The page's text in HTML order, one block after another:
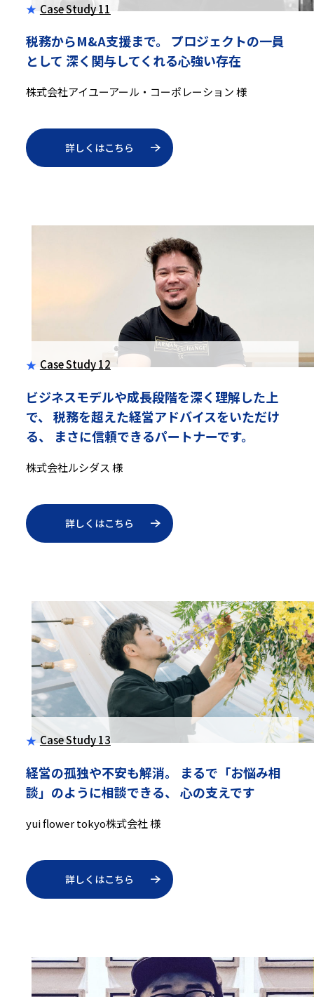
Case Study 11
税務からM&A支援まで。
プロジェクトの一員
として 深く関与してくれる心強い存在
株式会社アイユーアール・コーポレーション 様
詳しくはこちら
Case Study 12
ビジネスモデルや成長段階を深く理解した上
で、
税務を超えた経営アドバイスをいただけ
る、
まさに信頼できるパートナーです。
株式会社ルシダス 様
詳しくはこちら
Case Study 13
経営の孤独や不安も解消。
まるで「お悩み相
談」のように相談できる、
心の支えです
yui flower tokyo株式会社 様
詳しくはこちら